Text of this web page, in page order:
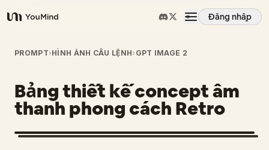
YouMind
Đăng nhập
Tổng quan
Các trường hợp sử dụng
Kỹ năng
PROMPT›HÌNH ẢNH CÂU LỆNH› GPT IMAGE 2
Bảng thiết kế concept âm
thanh phong cách Retro